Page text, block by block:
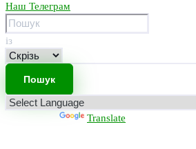
Наш Телеграм
із
Translate